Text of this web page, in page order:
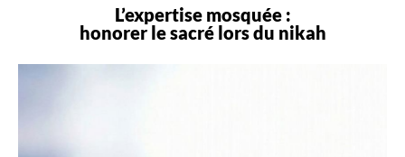
L’expertise mosquée :
honorer le sacré lors du nikah